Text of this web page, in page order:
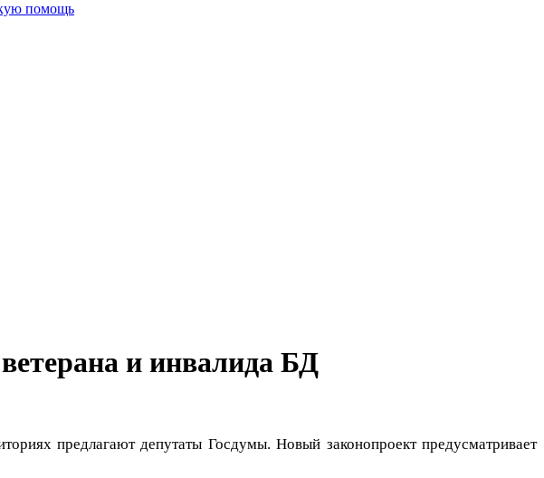
помощь
и инвалида БД
предлагают депутаты Госдумы. Новый законопроект предусматривает